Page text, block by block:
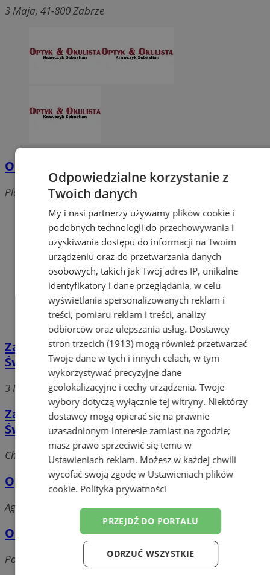
3 Maja, 41-800 Zabrze
OPTYK S.C. Gorzawski-Zawistowska
Plac Wolności, 41-800 Zabrze
Zakład optyczny gabinet okulistyczny Jan
Świętek
3 Maja, 41-800 Zabrze
Zakład optyczny gabinet okulistyczny Jan
Świętek
Chopina, 41-800 Zabrze
Optyk "Progres" Zaborze
Agrestowa, 41-806 Zabrze
OPTYK ROSSA
Powstańców śląskich RYBNIK, 44-200 Zabrze
Odpowiedzialne korzystanie z
Twoich danych
My i nasi partnerzy używamy plików cookie i
podobnych technologii do przechowywania i
uzyskiwania dostępu do informacji na Twoim
urządzeniu oraz do przetwarzania danych
osobowych, takich jak Twój adres IP, unikalne
identyfikatory i dane przeglądania, w celu
wyświetlania spersonalizowanych reklam i
treści, pomiaru reklam i treści, analizy
odbiorców oraz ulepszania usług. Dostawcy
stron trzecich (1913)mogą również przetwarzać
Twoje dane w tych i innych celach, w tym
wykorzystywać precyzyjne dane
geolokalizacyjne i cechy urządzenia. Twoje
wybory dotyczą wyłącznie tej witryny. Niektórzy
dostawcy mogą opierać się na prawnie
uzasadnionym interesie zamiast na zgodzie;
masz prawo sprzeciwić się temu w
Ustawieniach reklam. Możesz w każdej chwili
wycofać swoją zgodę w Ustawieniach plików
cookie. Polityka prywatności
PRZEJDŹ DO PORTALU
ODRZUĆ WSZYSTKIE